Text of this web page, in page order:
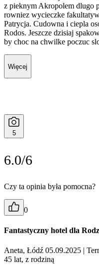
z pieknym Akropolem dlugo
rowniez wycieczke
Patrycja. Cudowna i ciepla
Rodos. Jeszcze dzisiaj
by choc na chwilke poczuc
Więcej
5
6.0/6
Czy ta opinia była pomocna?
0
Fantastyczny hotel dla
Aneta, Łódź 05.09.2025 |
45 lat, z rodziną